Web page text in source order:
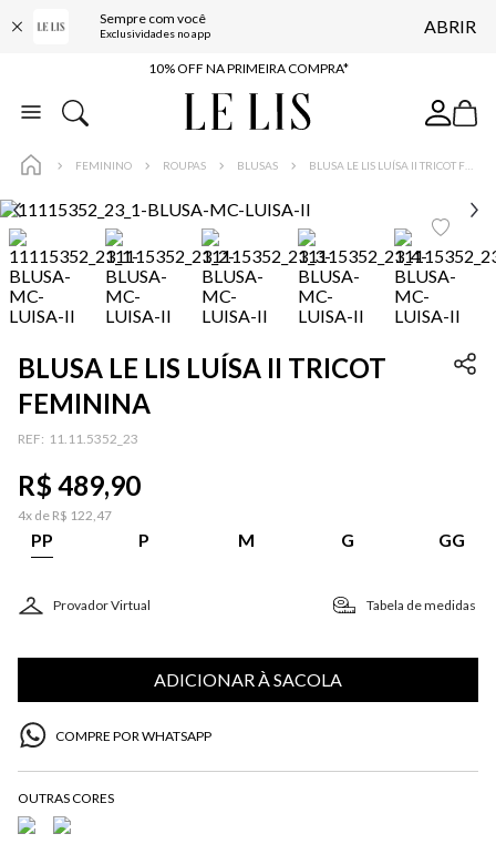
Sempre com você
Exclusividades no app ABRIR
BAIXE O APP
10% OFF NA PRIMEIRA COMPRA*
COMPRE ONLINE E RETIRE EM LOJA*
BAIXE O APP
10% OFF NA PRIMEIRA COMPRA*
FEMININO ROUPAS BLUSAS
BLUSA LE LIS LUÍSA II TRICOT
FEMININA
: 11.11.5352_23
R$ 489,90
4x de R$ 122,47
PP P M G GG
Provador Virtual Tabela de medidas
ADICIONAR À SACOLA
COMPRE POR WHATSAPP